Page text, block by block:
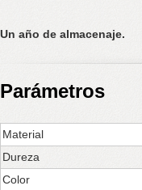
Un año de almacenaje.
Parámetros
Material
Dureza
Color